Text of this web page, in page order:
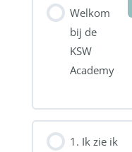
Welkom
bij de
KSW
Academy
1. Ik zie ik